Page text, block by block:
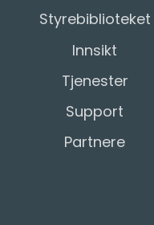
Styrebiblioteket
Innsikt
Tjenester
Support
Partnere